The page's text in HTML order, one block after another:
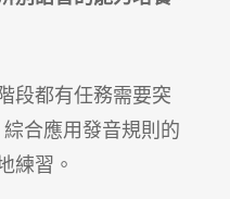
段都有任務需要突
合應用發音規則的
練習。